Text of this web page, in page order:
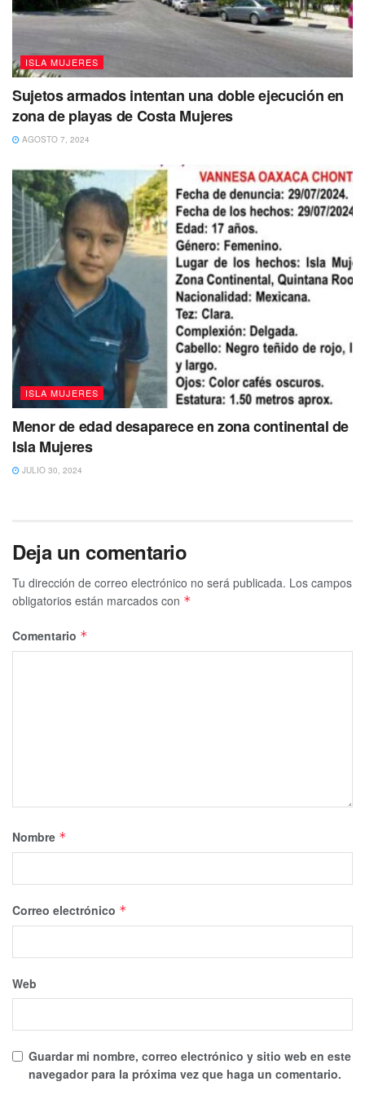
ISLA MUJERES
Sujetos armados intentan una doble ejecución en
zona de playas de Costa Mujeres
AGOSTO 7, 2024
ISLA MUJERES
Menor de edad desaparece en zona continental de
Isla Mujeres
JULIO 30, 2024
Deja un comentario
Tu dirección de correo electrónico no será publicada. Los campos
obligatorios están marcados con *
Comentario *
Nombre *
Correo electrónico *
Web
Guardar mi nombre, correo electrónico y sitio web en este
navegador para la próxima vez que haga un comentario.